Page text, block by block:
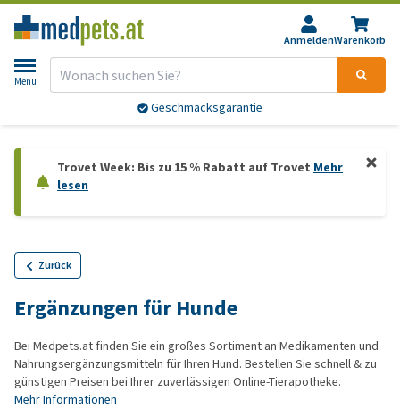
AnmeldenWarenkorb
Menu
Geschmacksgarantie
Trovet Week: Bis zu 15 % Rabatt auf Trovet Mehr
lesen
Zurück
Ergänzungen für Hunde
Bei Medpets.at finden Sie ein großes Sortiment an Medikamenten und
Nahrungsergänzungsmitteln für Ihren Hund. Bestellen Sie schnell & zu
günstigen Preisen bei Ihrer zuverlässigen Online-Tierapotheke.
Mehr Informationen